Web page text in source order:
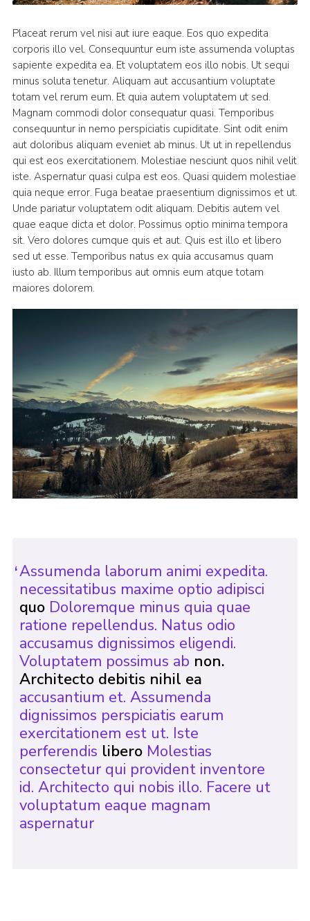
Placeat rerum vel nisi aut iure eaque. Eos quo expedita
corporis illo vel. Consequuntur eum iste assumenda voluptas
sapiente expedita ea. Et voluptatem eos illo nobis. Ut sequi
minus soluta tenetur. Aliquam aut accusantium voluptate
totam vel rerum eum. Et quia autem voluptatem ut sed.
Magnam commodi dolor consequatur quasi. Temporibus
consequuntur in nemo perspiciatis cupiditate. Sint odit enim
aut doloribus aliquam eveniet ab minus. Ut ut in repellendus
qui est eos exercitationem. Molestiae nesciunt quos nihil velit
iste. Aspernatur quasi culpa est eos. Quasi quidem molestiae
quia neque error. Fuga beatae praesentium dignissimos et ut.
Unde pariatur voluptatem odit aliquam. Debitis autem vel
quae eaque dicta et dolor. Possimus optio minima tempora
sit. Vero dolores cumque quis et aut. Quis est illo et libero
sed ut esse. Temporibus natus ex quia accusamus quam
iusto ab. Illum temporibus aut omnis eum atque totam
maiores dolorem.
Assumenda laborum animi expedita.
necessitatibus maxime optio adipisci
quoDoloremque minus quia quae
ratione repellendus. Natus odio
accusamus dignissimos eligendi.
Voluptatem possimus ab non.
Architecto debitis nihil ea
accusantium et. Assumenda
dignissimos perspiciatis earum
exercitationem est ut. Iste
perferendis liberoMolestias
consectetur qui provident inventore
id. Architecto qui nobis illo. Facere ut
voluptatum eaque magnam
aspernatur